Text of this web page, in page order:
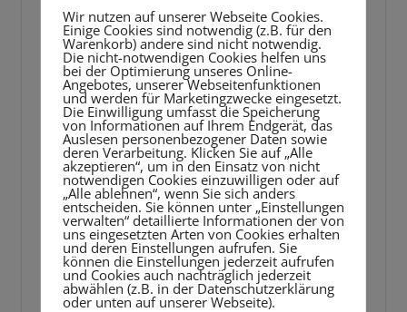
Player
Wir nutzen auf unserer Webseite Cookies.
Einige Cookies sind notwendig (z.B. für den
Warenkorb) andere sind nicht notwendig.
Die nicht-notwendigen Cookies helfen uns
bei der Optimierung unseres Online-
Angebotes, unserer Webseitenfunktionen
und werden für Marketingzwecke eingesetzt.
Die Einwilligung umfasst die Speicherung
von Informationen auf Ihrem Endgerät, das
Auslesen personenbezogener Daten sowie
deren Verarbeitung. Klicken Sie auf „Alle
akzeptieren“, um in den Einsatz von nicht
notwendigen Cookies einzuwilligen oder auf
„Alle ablehnen“, wenn Sie sich anders
entscheiden. Sie können unter „Einstellungen
verwalten“ detaillierte Informationen der von
uns eingesetzten Arten von Cookies erhalten
und deren Einstellungen aufrufen. Sie
können die Einstellungen jederzeit aufrufen
und Cookies auch nachträglich jederzeit
abwählen (z.B. in der Datenschutzerklärung
oder unten auf unserer Webseite).